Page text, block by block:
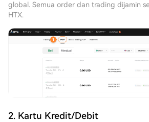
global. Semua order dan trading dijamin
HTX.
2. Kartu Kredit/Debit